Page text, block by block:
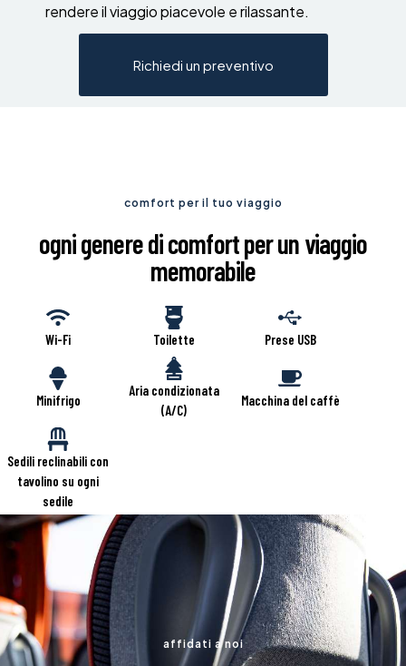
rendere il viaggio piacevole e rilassante.
Richiedi un preventivo
comfort per il tuo viaggio
ogni genere di comfort per un viaggio
memorabile
Wi-Fi Toilette Prese USB
Minifrigo
Aria condizionata
(A/C)
Macchina del caffè
Sedili reclinabili con
tavolino su ogni
sedile
affidati a noi